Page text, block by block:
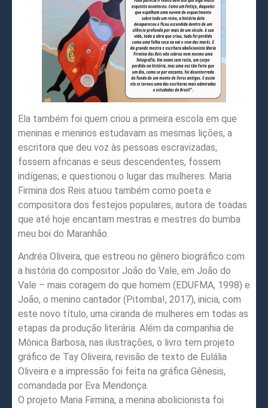
Ela também foi quem criou a primeira escola em que
meninas e meninos estudavam as mesmas lições, a
escritora que deu voz às pessoas escravizadas,
fossem africanas e seus descendentes, fossem
indígenas; e questionou o lugar das mulheres. Maria
Firmina dos Reis atuou também como poeta e
compositora dos festejos populares, autora de toadas
que até hoje encantam mestras e mestres do bumba
meu boi do Maranhão.
Andréa Oliveira, que estreou no gênero biográfico com
a história do compositor João do Vale, em João do
Vale – mais coragem do que homem (EDUFMA, 1998) e
João, o menino cantador (Pitomba!, 2017), inicia, com
este novo título, uma ciranda de mulheres em todas as
etapas da produção literária. Além da companhia de
Mônica Barbosa, nas ilustrações, o livro tem projeto
gráfico de Tay Oliveira, revisão de texto de Eulália
Oliveira e a impressão foi feita na gráfica Gênesis,
comandada por Eva Mendonça.
O projeto Maria Firmina, a menina abolicionista foi